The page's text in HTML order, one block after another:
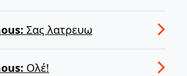
Σας λατρευω
Ολέ!